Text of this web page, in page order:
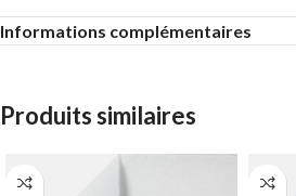
Informations complémentaires
Produits similaires